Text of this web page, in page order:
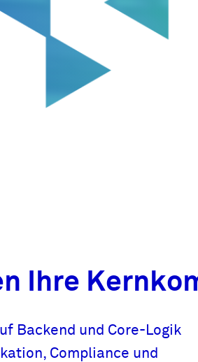
Ihre
Backend und Core-Logik
Compliance und